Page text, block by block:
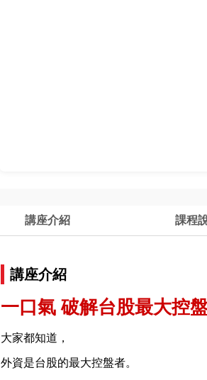
講座介紹 課程
講座介紹
一口氣 破解台股最大控
大家都知道，
外資是台股的最大控盤者。